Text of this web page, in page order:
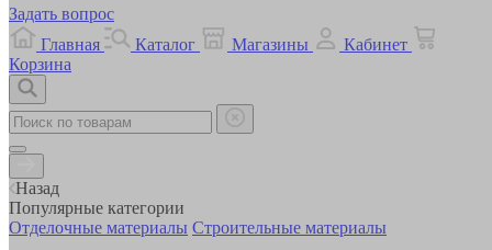
Задать вопрос
Главная
Каталог Магазины
Кабинет
Корзина
Назад
Популярные категории
Отделочные материалы Строительные материалы